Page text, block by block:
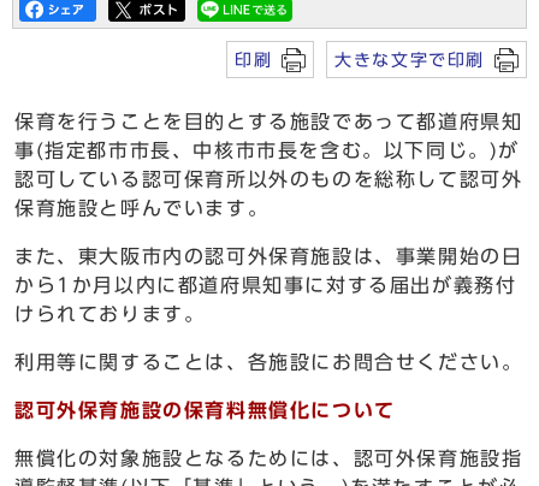
印刷 大きな文字で印刷
保育を行うことを目的とする施設であって都道府県知
事(指定都市市長、中核市市長を含む。以下同じ。)が
認可している認可保育所以外のものを総称して認可外
保育施設と呼んでいます。
また、東大阪市内の認可外保育施設は、事業開始の日
から1か月以内に都道府県知事に対する届出が義務付
けられております。
利用等に関することは、各施設にお問合せください。
認可外保育施設の保育料無償化について
無償化の対象施設となるためには、認可外保育施設指